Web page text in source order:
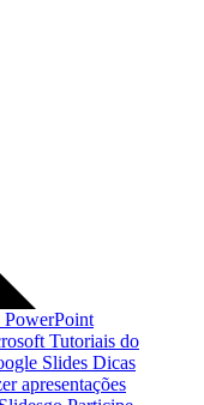
PowerPoint
Tutoriais do
Slides Dicas
apresentações